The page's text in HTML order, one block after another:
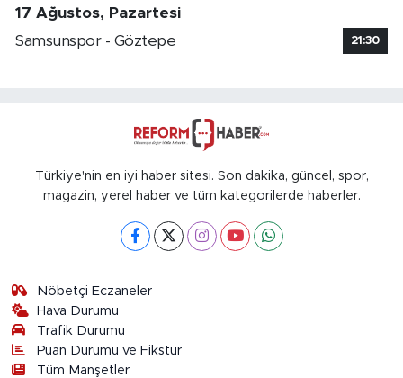
17 Ağustos, Pazartesi
Samsunspor - Göztepe
21:30
Türkiye'nin en iyi haber sitesi. Son dakika, güncel, spor,
magazin, yerel haber ve tüm kategorilerde haberler.
Nöbetçi Eczaneler
Hava Durumu
Trafik Durumu
Puan Durumu ve Fikstür
Tüm Manşetler